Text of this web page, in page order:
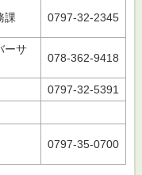
課 0797-32-2345
ーサ
078-362-9418
0797-32-5391
0797-35-0700